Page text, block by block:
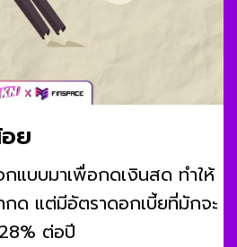
ย
แบบมาเพื่อกดเงินสด ทำให้
กด แต่มีอัตราดอกเบี้ยที่มักจะ
ต่อปี